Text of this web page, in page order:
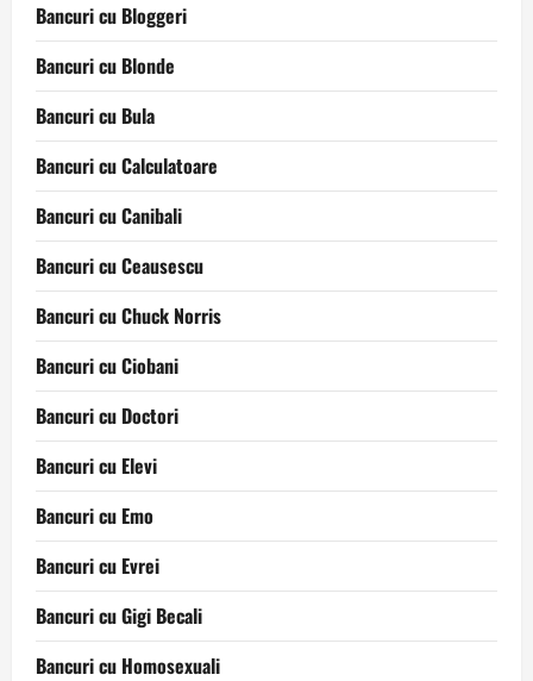
Bancuri cu Bloggeri
Bancuri cu Blonde
Bancuri cu Bula
Bancuri cu Calculatoare
Bancuri cu Canibali
Bancuri cu Ceausescu
Bancuri cu Chuck Norris
Bancuri cu Ciobani
Bancuri cu Doctori
Bancuri cu Elevi
Bancuri cu Emo
Bancuri cu Evrei
Bancuri cu Gigi Becali
Bancuri cu Homosexuali